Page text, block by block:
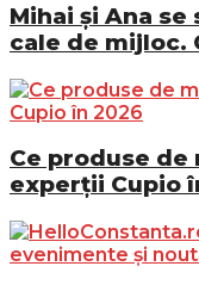
Mihai și Ana
cale de mijloc.
Ce produse
experții Cupio